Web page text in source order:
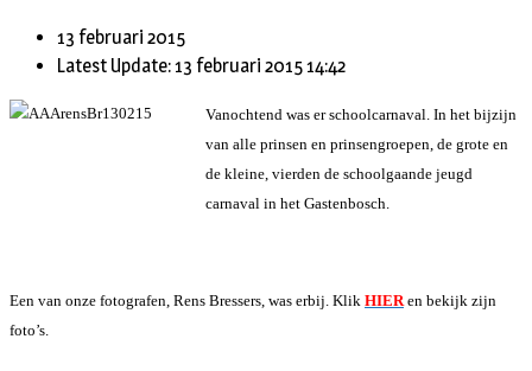
13 februari 2015
Latest Update: 13 februari 2015 14:42
Vanochtend was er schoolcarnaval. In het bijzijn
van alle prinsen en prinsengroepen, de grote en
de kleine, vierden de schoolgaande jeugd
carnaval in het Gastenbosch.
Een van onze fotografen, Rens Bressers, was erbij. Klik HIERen bekijk zijn
foto’s.